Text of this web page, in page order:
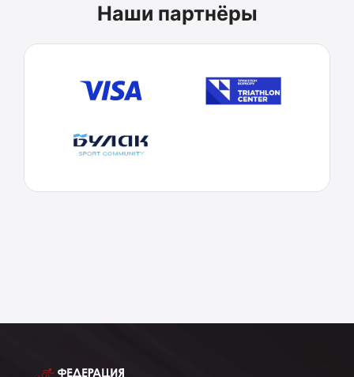
Наши партнёры